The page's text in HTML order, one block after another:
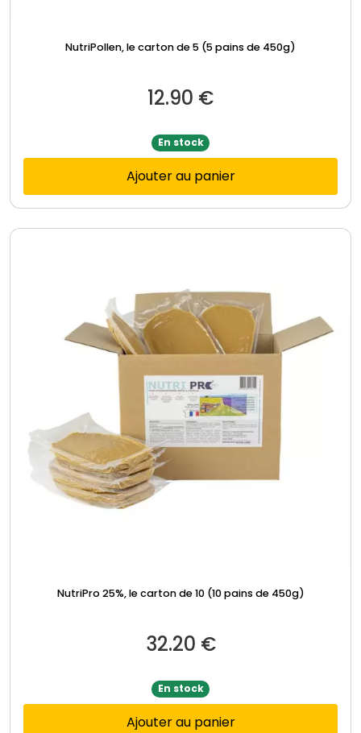
NutriPollen, le carton de 5 (5 pains de 450g)
12.90 €
En stock
Ajouter au panier
NutriPro 25%, le carton de 10 (10 pains de 450g)
32.20 €
En stock
Ajouter au panier